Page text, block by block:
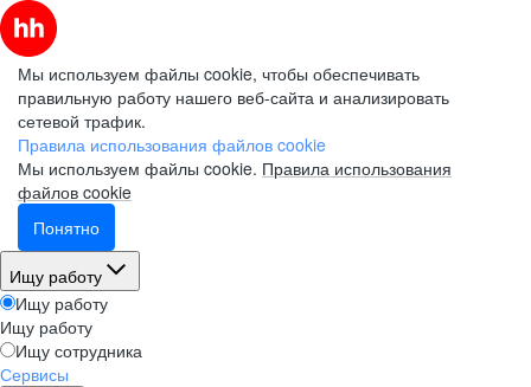
Мы используем файлы cookie, чтобы обеспечивать
правильную работу нашего веб-сайта и анализировать
сетевой трафик.
Правила использования файлов cookie
Мы используем файлы cookie. Правила использования
файлов cookie
Понятно
Ищу работу
Ищу работу
Ищу работу
Ищу сотрудника
Сервисы